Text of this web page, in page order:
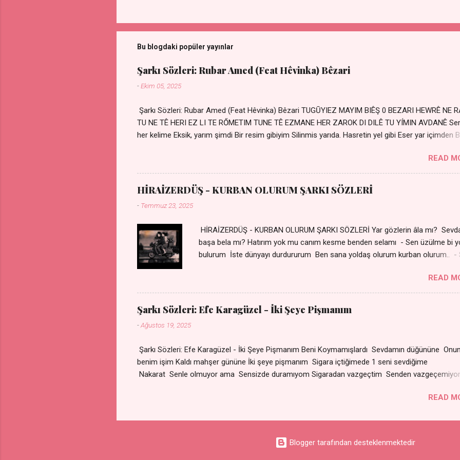
Bu blogdaki popüler yayınlar
Şarkı Sözleri: Rubar Amed (Feat Hêvinka) Bêzari
-Ekim 05, 2025
Şarkı Sözleri: Rubar Amed (Feat Hêvinka) Bêzari TUGŪYIEZ MAYIM BIÊŞ 0 BEZARI HEWRÊ NE
TU NE TÊ HERI EZ LI TE RŐMETIM TUNE TÊ EZMANE HER ZAROK DI DILÊ TU YÍMIN AVDANÊ
her kelime Eksik, yarım şimdi Bir resim gibiyim Silinmis yarıda. Hasretin yel gibi Eser yar içimden
durmuyor Tu yi bihare min Ez ji payizim Li dile şevên min Teng e nefes im Adını sayıklar
Uykusuz geceler Sensiz her sabahım Sessiz ve kederli
READ
HİRAİZERDÜŞ - KURBAN OLURUM ŞARKI SÖZLERİ
- Temmuz 23, 2025
HİRAİZERDÜŞ - KURBAN OLURUM ŞARKI SÖZLERİ Yar gözlerin âla mı?
başa bela mı? Hatırım yok mu canım kesme benden selamı - Sen üzülme bi
bulurum İste dünyayı durdururum Ben sana yoldaş olurum kurban olurum.. -
olurum Can canım cananım Yar gözlerin kara mı? Şu cefalar reva mı?
sevdiğin almış Sen de bana varman mı? - Sen üzülme bi yol bulurum İste
durdururum Ben sana yoldaş olurum kurban olurum.. - Sen gülümse bi yol
bulurum Yaslanırsan dağ olurum Ben sana sevda olurum kurban olurum Can
READ
Şarkı Sözleri: Efe Karagüzel - İki Şeye Pişmanım
-Ağustos 19, 2025
Şarkı Sözleri: Efe Karagüzel - İki Şeye Pişmanım Beni Koymamışlardı Sevdamın düğününe
benim işim Kaldı mahşer gününe İki şeye pişmanım Sigara içtiğimede 1 seni
Nakarat Senle olmuyor ama Sensizde duramıyom Sigaradan vazgeçtim Senden
Yok ki dini imanı Nakarat Senle olmuyor ama Sensizde duramıyom Sigaradan
READ
Blogger tarafından desteklenmektedir